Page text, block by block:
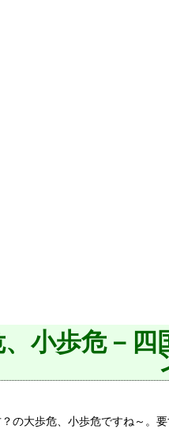
小歩危－四
の大歩危、小歩危ですね～。